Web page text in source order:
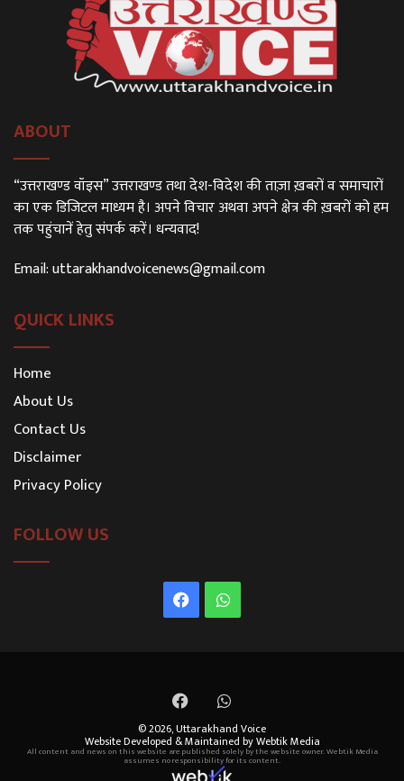
ABOUT
“उत्तराखण्ड वॉइस” उत्तराखण्ड तथा देश-विदेश की ताज़ा ख़बरों व समाचारों
का एक डिजिटल माध्यम है। अपने विचार अथवा अपने क्षेत्र की ख़बरों को हम
तक पहुंचानें हेतु संपर्क करें। धन्यवाद!
Email:uttarakhandvoicenews@gmail.com
QUICK LINKS
Home
About Us
Contact Us
Disclaimer
Privacy Policy
FOLLOW US
FacebookWhatsApp
FacebookWhatsApp
© 2026,Uttarakhand Voice
Website Developed & Maintained by Webtik Media
All content and news on this website are published solely by the website owner. Webtik Media
assumes no responsibility for its content.